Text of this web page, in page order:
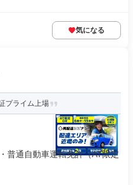
気になる
プライム上場
普通自動車運転免許（AT限定